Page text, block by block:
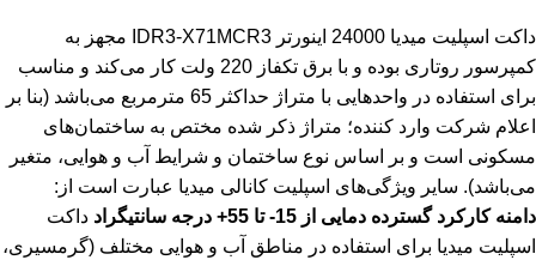
داکت اسپلیت میدیا 24000 اینورتر IDR3-X71MCR3 مجهز به
کمپرسور روتاری بوده و با برق تکفاز 220 ولت کار می‌کند و مناسب
برای استفاده در واحدهایی با متراژ حداکثر 65 مترمربع می‌باشد (بنا بر
اعلام شرکت وارد کننده؛ متراژ ذکر شده مختص به ساختمان‌های
مسکونی است و بر اساس نوع ساختمان و شرایط آب و هوایی، متغیر
می‌باشد). سایر ویژگی‌های اسپلیت کانالی میدیا عبارت است از:
دامنه کارکرد گسترده دمایی از 15- تا 55+ درجه سانتیگراد
داکت
اسپلیت میدیا برای استفاده در مناطق آب و هوایی مختلف (گرمسیری،